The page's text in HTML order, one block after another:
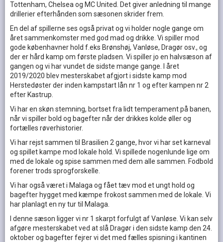
Tottenham, Chelsea og MC United. Det giver anledning til mange
drillerier efterhånden som sæsonen skrider frem.
En del af spillerne ses også privat og vi holder nogle gange om
året sammenkomster med god mad og drikke. Vi spiller mod
gode københavner hold f.eks Brønshøj, Vanløse, Dragør osv., og
der er hård kamp om første pladsen. Vi spiller jo en halvsæson af
gangen og vi har vundet de sidste mange gange. I året
2019/2020 blev mesterskabet afgjort i sidste kamp mod
Herstedøster der inden kampstart lån nr 1 og efter kampen nr 2
efter Kastrup.
Vi har en skøn stemning, bortset fra lidt temperament på banen,
når vi spiller bold og bagefter når der drikkes kolde øller og
fortælles røverhistorier.
Vi har rejst sammen til Brasilien 2 gange, hvor vi har set karneval
og spillet kampe mod lokale hold. Vi spillede nogenlunde lige om
med de lokale og spise sammen med dem alle sammen. Fodbold
forener trods sprogforskelle.
Vi har også været i Malaga og fået tæv mod et ungt hold og
bagefter hygget med kæmpe frokost sammen med de lokale. Vi
har planlagt en ny tur til Malaga.
I denne sæson ligger vi nr 1 skarpt forfulgt af Vanløse. Vi kan selv
afgøre mesterskabet ved at slå Dragør i den sidste kamp den 24.
oktober og bagefter fejrer vi det med fælles spisning i kantinen